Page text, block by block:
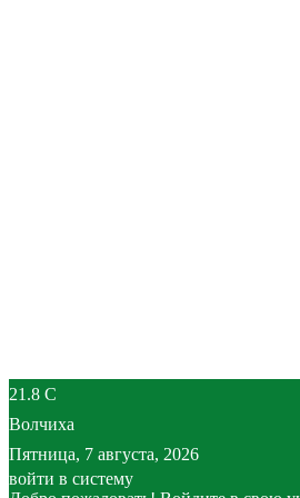
21.8 C
Волчиха
Пятница, 7 августа, 2026
войти в систему